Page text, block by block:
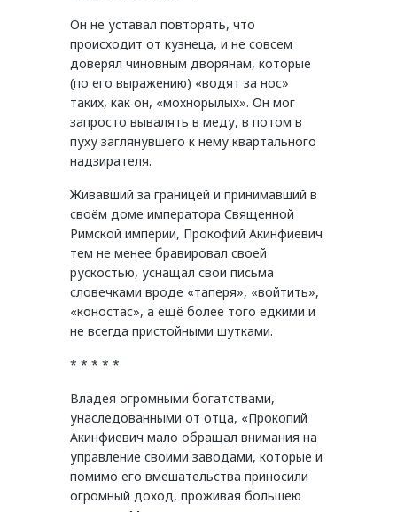
Он не уставал повторять, что
происходит от кузнеца, и не совсем
доверял чиновным дворянам, которые
(по его выражению) «водят за нос»
таких, как он, «мохнорылых». Он мог
запросто вывалять в меду, в потом в
пуху заглянувшего к нему квартального
надзирателя.
Живавший за границей и принимавший в
своём доме императора Священной
Римской империи, Прокофий Акинфиевич
тем не менее бравировал своей
рускостью, уснащал свои письма
словечками вроде «таперя», «войтить»,
«коностас», а ещё более того едкими и
не всегда пристойными шутками.
* * * * *
Владея огромными богатствами,
унаследованными от отца, «Прокопий
Акинфиевич мало обращал внимания на
управление своими заводами, которые и
помимо его вмешательства приносили
огромный доход, проживая большею